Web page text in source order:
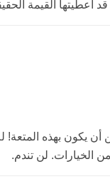
أعطيتها القيمة
أن يكون بهذه
الخيارات. لن تندم.